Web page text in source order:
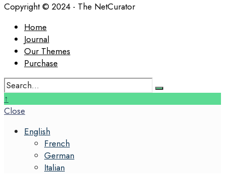
Copyright © 2024 - The NetCurator
Home
Journal
Our Themes
Purchase
Search
for:
Close
Search
↑
Close
English
French
German
Italian